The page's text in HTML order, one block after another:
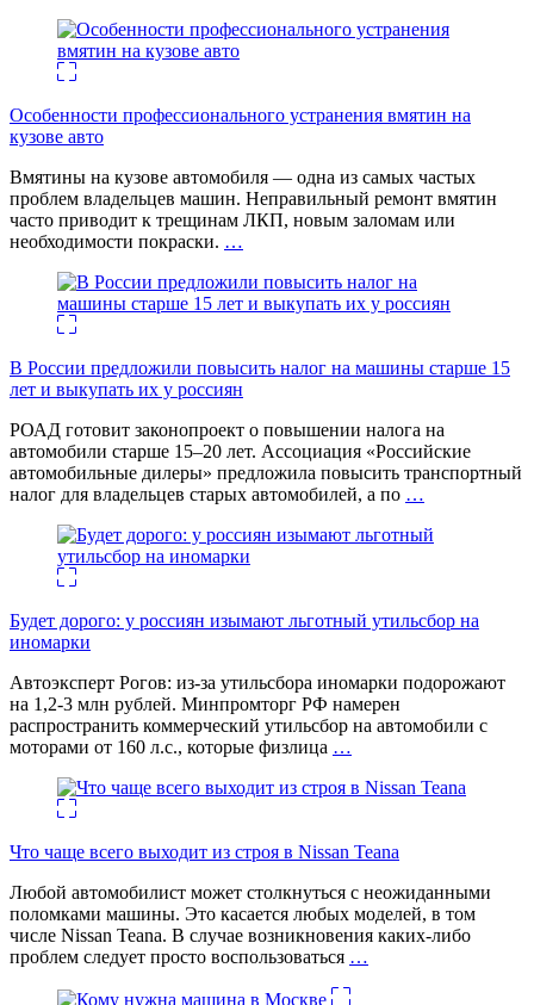
Особенности профессионального устранения вмятин на
кузове авто
Вмятины на кузове автомобиля — одна из самых частых
проблем владельцев машин. Неправильный ремонт вмятин
часто приводит к трещинам ЛКП, новым заломам или
необходимости покраски. …
В России предложили повысить налог на машины старше 15
лет и выкупать их у россиян
РОАД готовит законопроект о повышении налога на
автомобили старше 15–20 лет. Ассоциация «Российские
автомобильные дилеры» предложила повысить транспортный
налог для владельцев старых автомобилей, а по …
Будет дорого: у россиян изымают льготный утильсбор на
иномарки
Автоэксперт Рогов: из-за утильсбора иномарки подорожают
на 1,2-3 млн рублей. Минпромторг РФ намерен
распространить коммерческий утильсбор на автомобили с
моторами от 160 л.с., которые физлица …
Что чаще всего выходит из строя в Nissan Teana
Любой автомобилист может столкнуться с неожиданными
поломками машины. Это касается любых моделей, в том
числе Nissan Teana. В случае возникновения каких-либо
проблем следует просто воспользоваться …